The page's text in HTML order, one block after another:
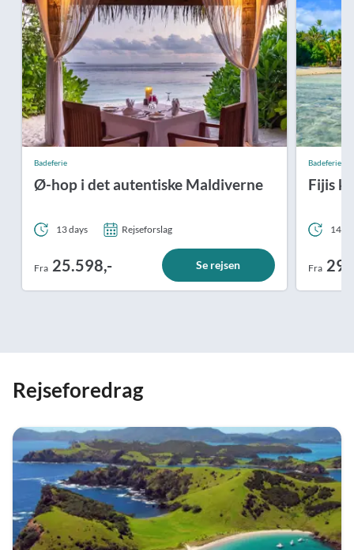
Badeferie
Ø-hop i det autentiske Maldiverne
13 days Rejseforslag
Fra 25.598,- Se rejsen
Badeferie
Fijis
14
Fra
Rejseforedrag